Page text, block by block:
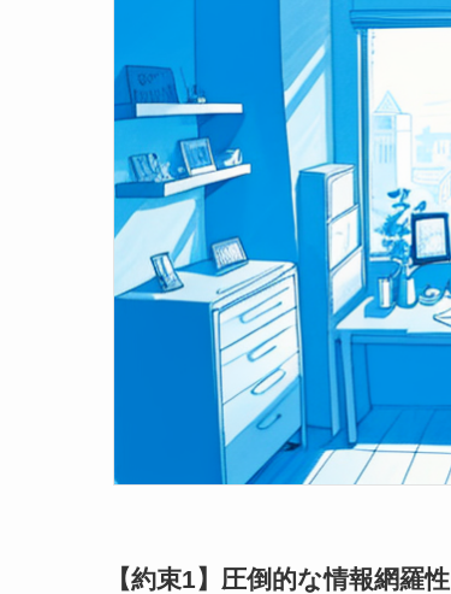
【約束1】圧倒的な情報網羅性